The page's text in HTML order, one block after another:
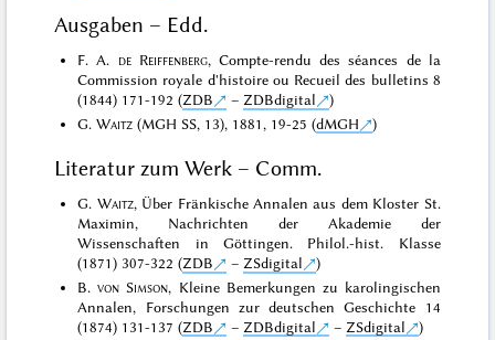
Ausgaben – Edd.
F. A. de Reiffenberg, Compte-rendu des séances de la
Commission royale d'histoire ou Recueil des bulletins 8
(1844) 171-192 (ZDB –ZDBdigital
)
G.Waitz (MGH SS, 13), 1881, 19-25 (dMGH )
Literatur zum Werk – Comm.
G. Waitz, Über Fränkische Annalen aus dem Kloster St.
Maximin, Nachrichten der Akademie der
Wissenschaften in Göttingen. Philol.-hist. Klasse
(1871) 307-322 (ZDB –ZSdigital
)
B.von Simson, Kleine Bemerkungen zu karolingischen
Annalen, Forschungen zur deutschen Geschichte 14
(1874) 131-137 (ZDB – ZDBdigital – ZSdigital
)